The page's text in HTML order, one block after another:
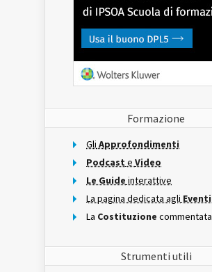
Formazione
Gli Approfondimenti
Podcast e Video
Le Guide interattive
La pagina dedicata agli Eventi
La Costituzione commentata
Strumenti utili